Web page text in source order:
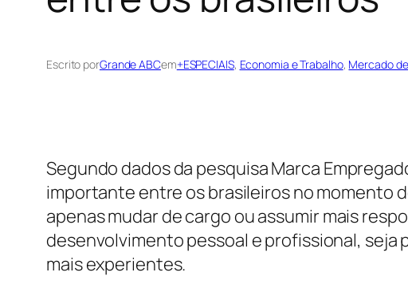
Escrito porGrande ABCem+ESPECIAIS, Economia e Trabalho, Mercado
Segundo dados da pesquisa Marca
importante entre os brasileiros no momento
apenas mudar de cargo ou assumir mais
desenvolvimento pessoal e profissional, seja
mais experientes.